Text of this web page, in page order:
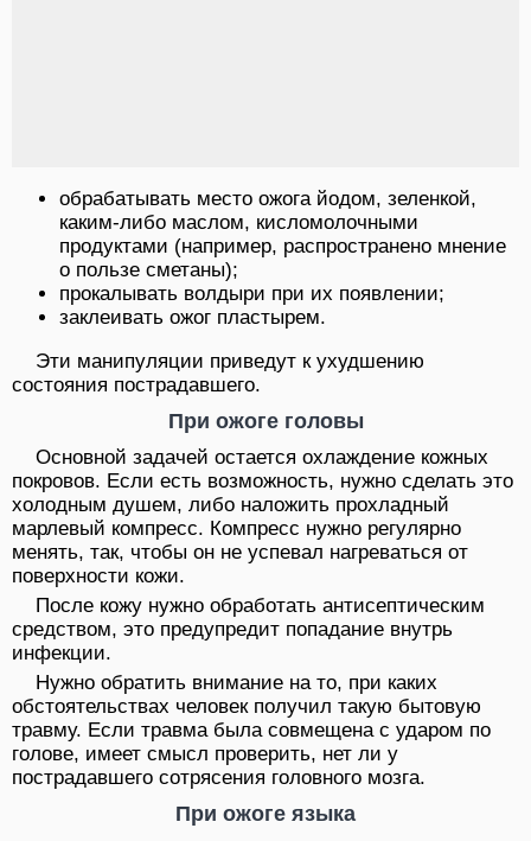
обрабатывать место ожога йодом, зеленкой,
каким-либо маслом, кисломолочными
продуктами (например, распространено мнение
о пользе сметаны);
прокалывать волдыри при их появлении;
заклеивать ожог пластырем.
Эти манипуляции приведут к ухудшению
состояния пострадавшего.
При ожоге головы
Основной задачей остается охлаждение кожных
покровов. Если есть возможность, нужно сделать это
холодным душем, либо наложить прохладный
марлевый компресс. Компресс нужно регулярно
менять, так, чтобы он не успевал нагреваться от
поверхности кожи.
После кожу нужно обработать антисептическим
средством, это предупредит попадание внутрь
инфекции.
Нужно обратить внимание на то, при каких
обстоятельствах человек получил такую бытовую
травму. Если травма была совмещена с ударом по
голове, имеет смысл проверить, нет ли у
пострадавшего сотрясения головного мозга.
При ожоге языка